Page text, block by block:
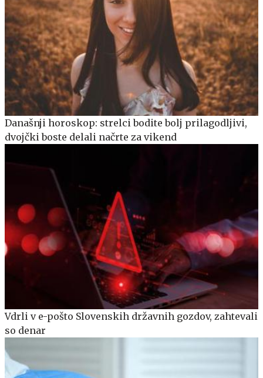
Današnji horoskop: strelci bodite bolj prilagodljivi,
dvojčki boste delali načrte za vikend
Vdrli v e-pošto Slovenskih državnih gozdov, zahtevali
so denar